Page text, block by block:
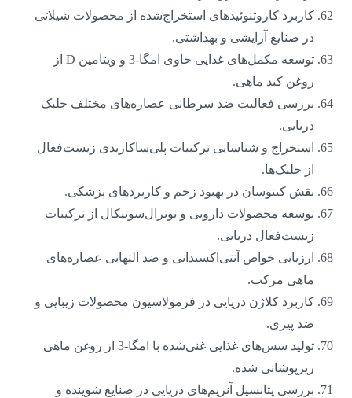
کاربرد کاروتنوئیدهای استخراج‌شده از محصولات شیلاتی
در صنایع آرایشی و بهداشتی.
توسعه مکمل‌های غذایی حاوی امگا-3 و ویتامین D از
روغن کبد ماهی.
بررسی فعالیت ضد سرطانی عصاره‌های مختلف جلبک
دریایی.
استخراج و شناسایی ترکیبات پلی‌ساکاریدی زیست‌فعال
از جلبک‌ها.
نقش کیتوسان در بهبود زخم و کاربردهای پزشکی.
توسعه محصولات دارویی و نوترال‌سوتیکال از ترکیبات
زیست‌فعال دریایی.
ارزیابی خواص آنتی‌اکسیدانی و ضد التهابی عصاره‌های
ماهی مرکب.
کاربرد کلاژن دریایی در فرمولاسیون محصولات زیبایی و
ضد پیری.
تولید سس‌های غذایی غنی‌شده با امگا-3 از روغن ماهی
ریزپوشانی شده.
بررسی پتانسیل آنزیم‌های دریایی در صنایع شوینده و